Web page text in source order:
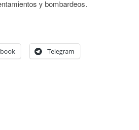
y bombardeos.
Telegram